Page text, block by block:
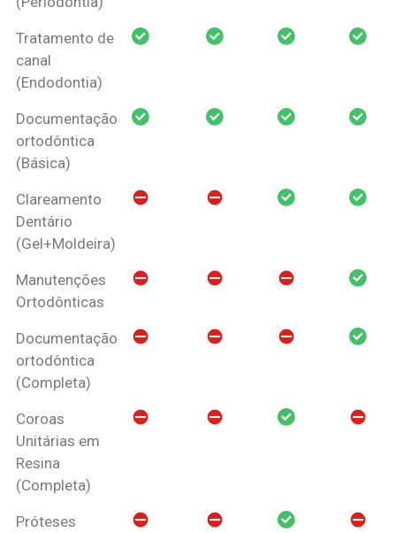
Tratamento de
canal
(Endodontia)
Documentação
ortodôntica
(Básica)
Clareamento
Dentário
(Gel+Moldeira)
Manutenções
Ortodônticas
Documentação
ortodôntica
(Completa)
Coroas
Unitárias em
Resina
(Completa)
Próteses